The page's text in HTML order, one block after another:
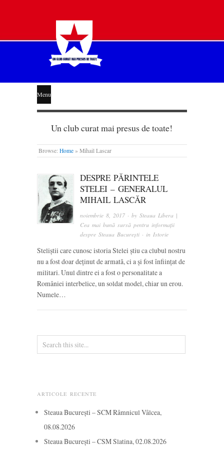
STEAUA
LIBERĂ
Menu
Un club curat mai presus de toate!
Browse: Home » Mihail Lascar
DESPRE PĂRINTELE
STELEI – GENERALUL
MIHAIL LASCĂR
noiembrie 8, 2017 · bySteaua Libera |
Cea mai bună sursă pentru informații
despre Steaua București · inIstorie
Steliștii care cunosc istoria Stelei știu ca clubul nostru
nu a fost doar deținut de armată, ci a și fost înființat de
militari. Unul dintre ei a fost o personalitate a
României interbelice, un soldat model, chiar un erou.
Numele…
ARTICOLE RECENTE
Steaua București – SCM Râmnicul Vâlcea,
08.08.2026
Steaua București – CSM Slatina, 02.08.2026